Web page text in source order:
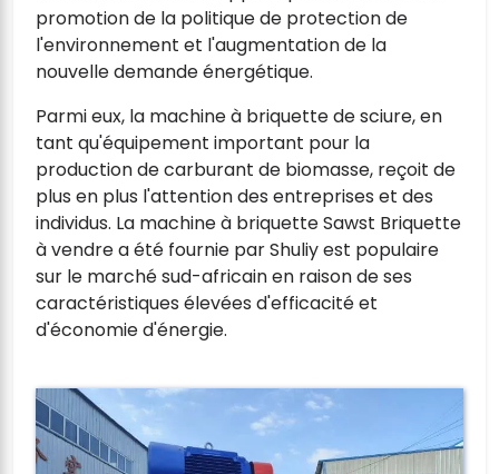
promotion de la politique de protection de
l'environnement et l'augmentation de la
nouvelle demande énergétique.
Parmi eux, la machine à briquette de sciure, en
tant qu'équipement important pour la
production de carburant de biomasse, reçoit de
plus en plus l'attention des entreprises et des
individus. La machine à briquette Sawst Briquette
à vendre a été fournie par Shuliy est populaire
sur le marché sud-africain en raison de ses
caractéristiques élevées d'efficacité et
d'économie d'énergie.